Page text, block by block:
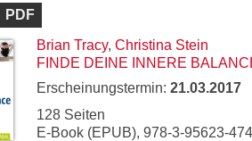
PDF
Brian Tracy, Christina Stein
FINDE DEINE INNERE
Erscheinungstermin: 21.03.2017
128 Seiten
E-Book (EPUB), 978-3-95623-